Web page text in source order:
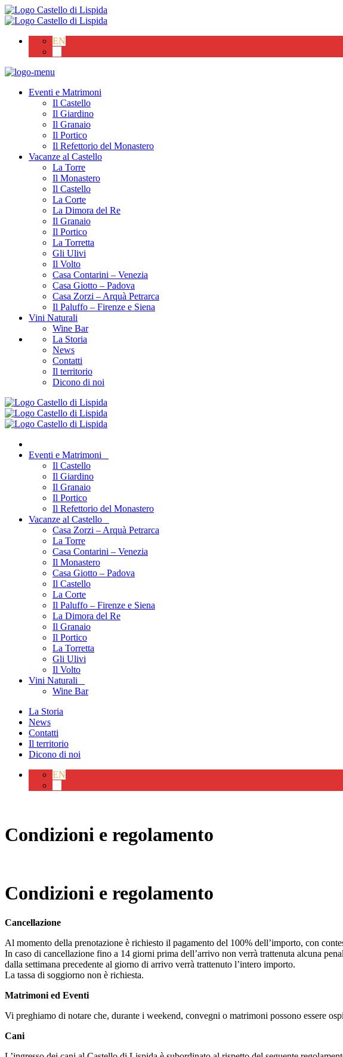
EN
Eventi e Matrimoni
Il Castello
Il Giardino
Il Granaio
Il Portico
Il Refettorio del Monastero
Vacanze al Castello
La Torre
Il Monastero
Il Castello
La Corte
La Dimora del Re
Il Granaio
Il Portico
La Torretta
Gli Ulivi
Il Volto
Casa Contarini – Venezia
Casa Giotto – Padova
Casa Zorzi – Arquà Petrarca
Il Paluffo – Firenze e Siena
Vini Naturali
Wine Bar
La Storia
News
Contatti
Il territorio
Dicono di noi
Eventi e Matrimoni
Il Castello
Il Giardino
Il Granaio
Il Portico
Il Refettorio del Monastero
Vacanze al Castello
Casa Zorzi – Arquà Petrarca
La Torre
Casa Contarini – Venezia
Il Monastero
Casa Giotto – Padova
Il Castello
La Corte
Il Paluffo – Firenze e Siena
La Dimora del Re
Il Granaio
Il Portico
La Torretta
Gli Ulivi
Il Volto
Vini Naturali
Wine Bar
La Storia
News
Contatti
Il territorio
Dicono di noi
EN
Condizioni e regolamento
Condizioni e regolamento
Cancellazione
Al momento della prenotazione è richiesto il pagamento del 100% dell’importo, con
In caso di cancellazione fino a 14 giorni prima dell’arrivo non verrà trattenuta alcuna
dalla settimana precedente al giorno di arrivo verrà trattenuto l’intero importo.
La tassa di soggiorno non è richiesta.
Matrimoni ed Eventi
Vi preghiamo di notare che, durante i weekend, convegni o matrimoni possono essere
Cani